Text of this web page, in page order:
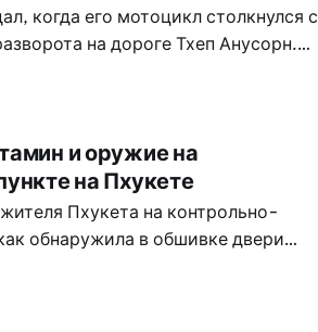
когда его мотоцикл столкнулся с
на дороге Тхеп Анусорн.
House, примерно на полпути
и оружие на
на Пхукете
Пхукета на контрольно-
обнаружила в обшивке двери
таблетки